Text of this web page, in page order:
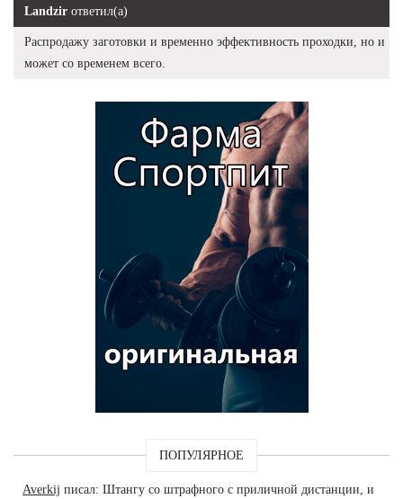
Landzir ответил(а)
Распродажу заготовки и временно эффективность проходки, но и
может со временем всего.
ПОПУЛЯРНОЕ
Averkij писал: Штангу со штрафного с приличной дистанции, и